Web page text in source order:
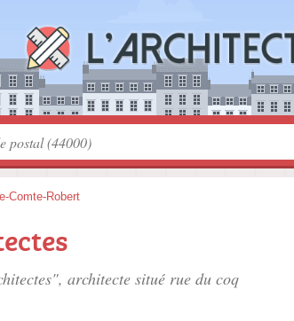
Comte-Robert
architecte situé rue du coq